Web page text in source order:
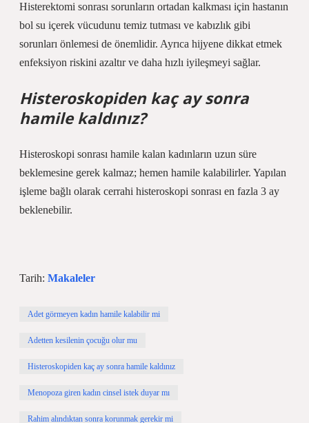
Histerektomi sonrası sorunların ortadan kalkması için hastanın
bol su içerek vücudunu temiz tutması ve kabızlık gibi
sorunları önlemesi de önemlidir. Ayrıca hijyene dikkat etmek
enfeksiyon riskini azaltır ve daha hızlı iyileşmeyi sağlar.
Histeroskopiden kaç ay sonra
hamile kaldınız?
Histeroskopi sonrası hamile kalan kadınların uzun süre
beklemesine gerek kalmaz; hemen hamile kalabilirler. Yapılan
işleme bağlı olarak cerrahi histeroskopi sonrası en fazla 3 ay
beklenebilir.
Tarih: Makaleler
Adet görmeyen kadın hamile kalabilir mi
Adetten kesilenin çocuğu olur mu
Histeroskopiden kaç ay sonra hamile kaldınız
Menopoza giren kadın cinsel istek duyar mı
Rahim alındıktan sonra korunmak gerekir mi